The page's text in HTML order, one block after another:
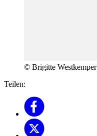
© Brigitte Westkemper
Teilen: